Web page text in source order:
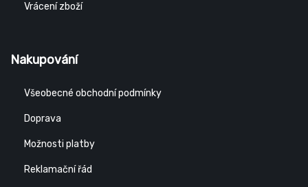
Vrácení zboží
Nakupování
Všeobecné obchodní podmínky
Doprava
Možnosti platby
Reklamační řád